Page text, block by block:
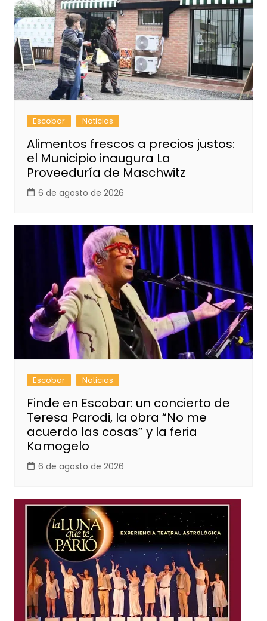
Escobar Noticias
Alimentos frescos a precios justos:
el Municipio inaugura La
Proveeduría de Maschwitz
6 de agosto de 2026
Escobar Noticias
Finde en Escobar: un concierto de
Teresa Parodi, la obra “No me
acuerdo las cosas” y la feria
Kamogelo
6 de agosto de 2026